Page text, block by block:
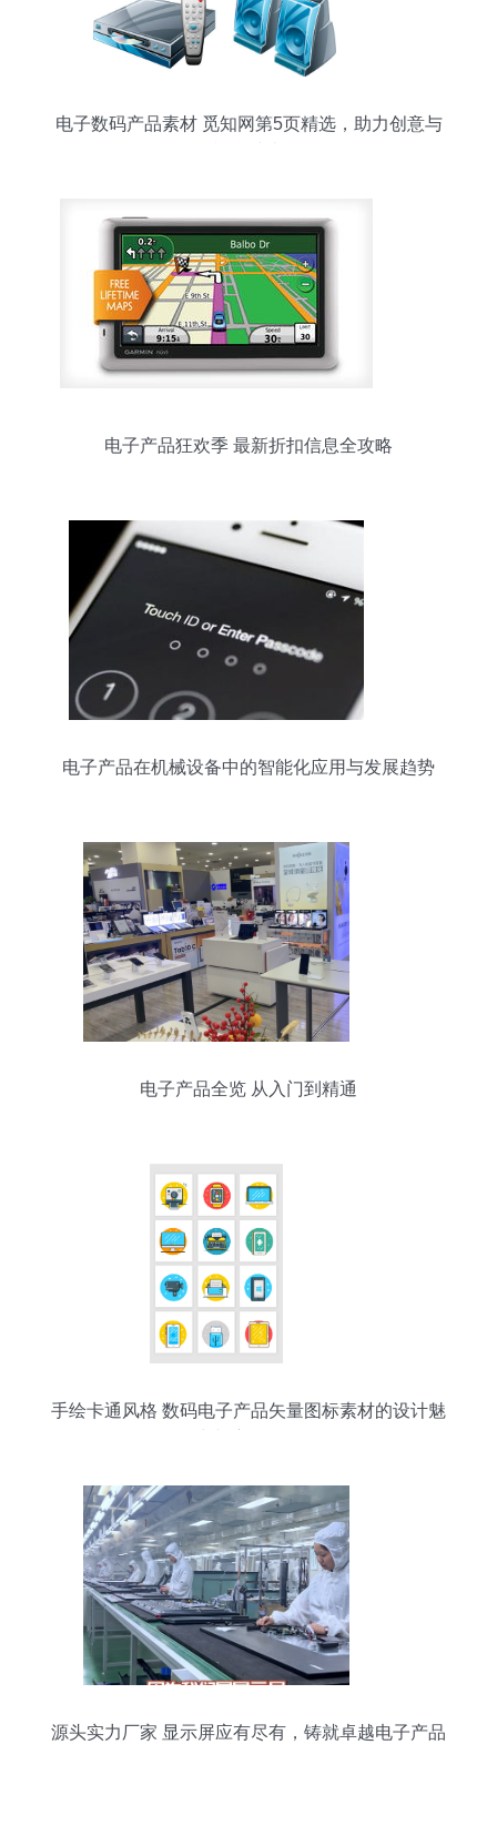
电子数码产品素材 觅知网第5页精选，助力创意与
电子产品狂欢季 最新折扣信息全攻略
电子产品在机械设备中的智能化应用与发展趋势
电子产品全览 从入门到精通
手绘卡通风格 数码电子产品矢量图标素材的设计魅
源头实力厂家 显示屏应有尽有，铸就卓越电子产品